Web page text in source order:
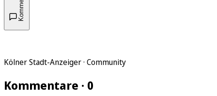
Kölner Stadt-Anzeiger · Community
Kommentare · 0